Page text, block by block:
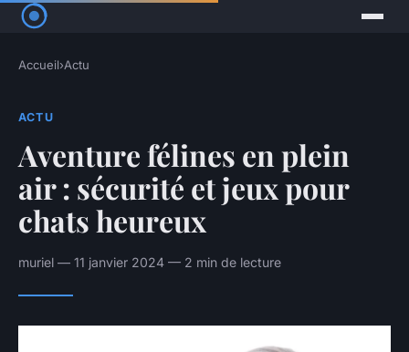
Accueil›Actu
ACTU
Aventure félines en plein
air : sécurité et jeux pour
chats heureux
muriel — 11 janvier 2024 — 2 min de lecture